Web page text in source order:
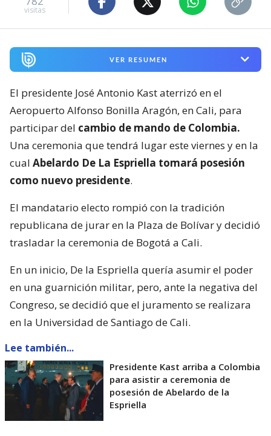
visitas
VER RESUMEN
El presidente José Antonio Kast aterrizó en el
Aeropuerto Alfonso Bonilla Aragón, en Cali, para
participar del cambio de mando de Colombia.
Una ceremonia que tendrá lugar este viernes y en la
cual Abelardo De La Espriella tomará posesión
como nuevo presidente.
El mandatario electo rompió con la tradición
republicana de jurar en la Plaza de Bolívar y decidió
trasladar la ceremonia de Bogotá a Cali.
En un inicio, De la Espriella quería asumir el poder
en una guarnición militar, pero, ante la negativa del
Congreso, se decidió que el juramento se realizara
en la Universidad de Santiago de Cali.
Lee también...
Presidente Kast arriba a Colombia
para asistir a ceremonia de
posesión de Abelardo de la
Espriella